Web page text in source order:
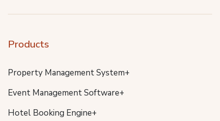
Products
Property Management System+
Event Management Software+
Hotel Booking Engine+